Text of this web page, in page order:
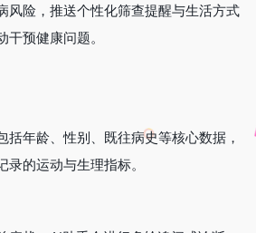
风险，推送个性化筛查提醒与生活方式
预健康问题。
括年龄、性别、既往病史等核心数据，
的运动与生理指标。